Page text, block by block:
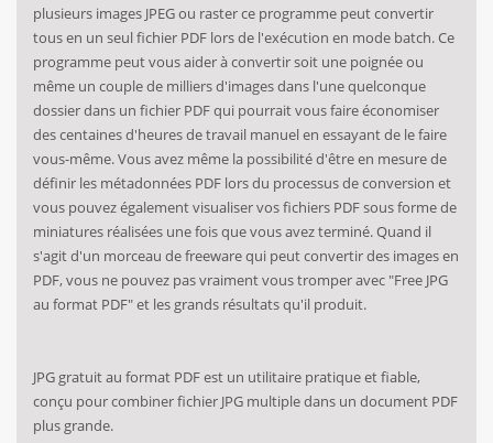
plusieurs images JPEG ou raster ce programme peut convertir
tous en un seul fichier PDF lors de l'exécution en mode batch. Ce
programme peut vous aider à convertir soit une poignée ou
même un couple de milliers d'images dans l'une quelconque
dossier dans un fichier PDF qui pourrait vous faire économiser
des centaines d'heures de travail manuel en essayant de le faire
vous-même. Vous avez même la possibilité d'être en mesure de
définir les métadonnées PDF lors du processus de conversion et
vous pouvez également visualiser vos fichiers PDF sous forme de
miniatures réalisées une fois que vous avez terminé. Quand il
s'agit d'un morceau de freeware qui peut convertir des images en
PDF, vous ne pouvez pas vraiment vous tromper avec "Free JPG
au format PDF" et les grands résultats qu'il produit.
JPG gratuit au format PDF est un utilitaire pratique et fiable,
conçu pour combiner fichier JPG multiple dans un document PDF
plus grande.